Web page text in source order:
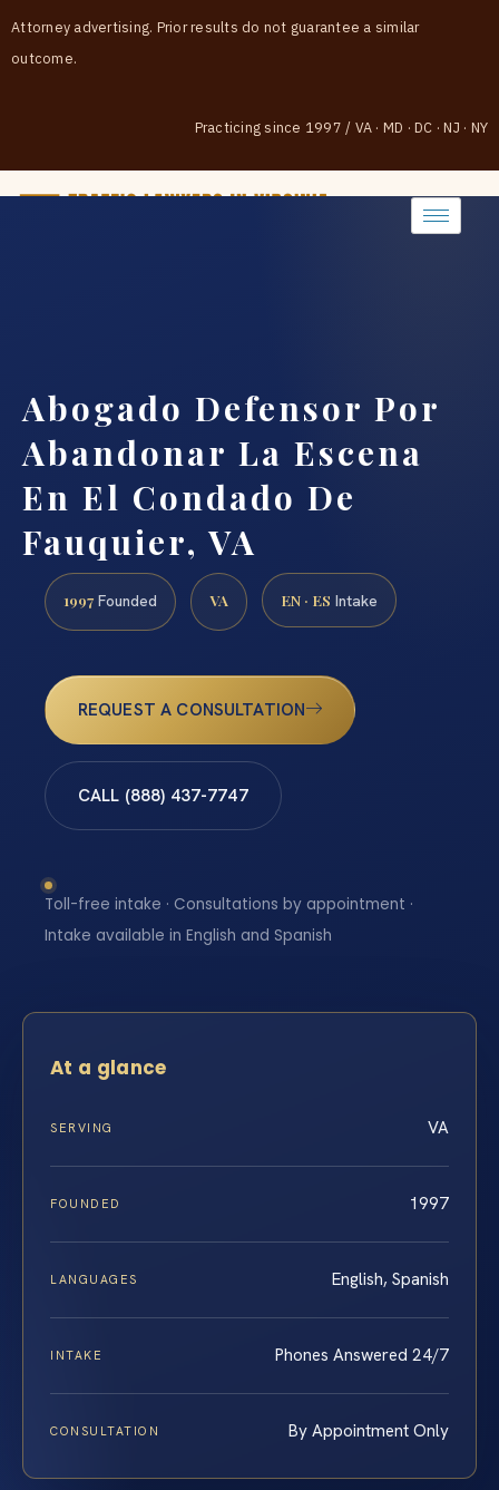
Attorney advertising. Prior results do not guarantee a similar
outcome.
Practicing since 1997 / VA · MD · DC · NJ · NY
Abogado Defensor Por
Abandonar La Escena
En El Condado De
Fauquier, VA
1997 Founded VA EN · ES Intake
REQUEST A CONSULTATION
CALL (888) 437-7747
Toll-free intake · Consultations by appointment ·
Intake available in English and Spanish
At a glance
SERVING VA
FOUNDED 1997
LANGUAGES English, Spanish
INTAKE Phones Answered 24/7
CONSULTATION By Appointment Only